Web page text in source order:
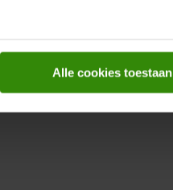
Alle cookies toestaan